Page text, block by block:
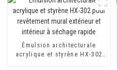
Émulsion architecturale
acrylique et styrène HX-302